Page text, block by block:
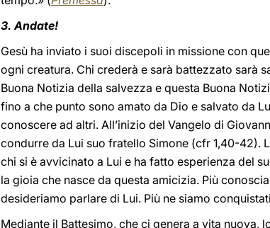
3. Andate!
Gesù ha inviato i suoi discepoli in missione con
ogni creatura. Chi crederà e sarà battezzato sarà
Buona Notizia della salvezza e questa Buona
fino a che punto sono amato da Dio e salvato da
conoscere ad altri. All’inizio del Vangelo di
condurre da Lui suo fratello Simone (cfr 1,40-42).
chi si è avvicinato a Lui e ha fatto esperienza del
la gioia che nasce da questa amicizia. Più
desideriamo parlare di Lui. Più ne siamo
Mediante il Battesimo, che ci genera a vita nuova,